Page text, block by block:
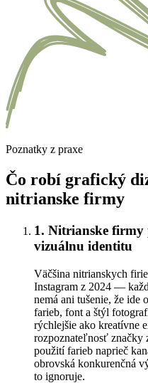
Poznatky z praxe
Čo robí grafický
nitrianske firmy
1. Nitrianske firmy
vizuálnu identitu
Väčšina nitrianskych
Instagram z 2024 —
nemá ani tušenie, že ide
farieb, font a štýl
rýchlejšie ako kreatívne
rozpoznateľnosť značky
použití farieb naprieč
obrovská konkurenčná
to ignoruje.